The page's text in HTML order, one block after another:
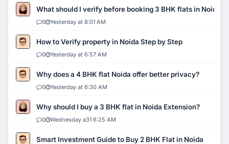
What should I verify before booking 3 BHK flats in Noida?
0 Yesterday at 8:01 AM
How to Verify property in Noida Step by Step
0 Yesterday at 6:57 AM
Why does a 4 BHK flat Noida offer better privacy?
0 Yesterday at 6:30 AM
Why should I buy a 3 BHK flat in Noida Extension?
0 Wednesday a31 6:25 AM
Smart Investment Guide to Buy 2 BHK Flat in Noida